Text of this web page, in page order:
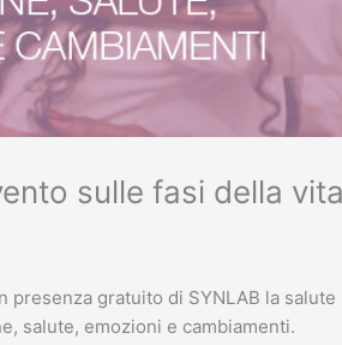
sulle fasi della
presenza gratuito di SYNLAB la salute
salute, emozioni e cambiamenti.